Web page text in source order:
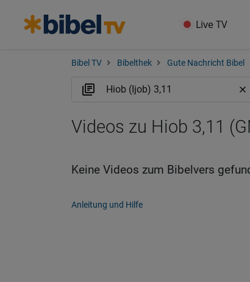
Live TV
Bibel TV Bibelthek Gute Nachricht Bibel
Videos zu Hiob 3,11
Keine Videos zum Bibelvers
Anleitung und Hilfe